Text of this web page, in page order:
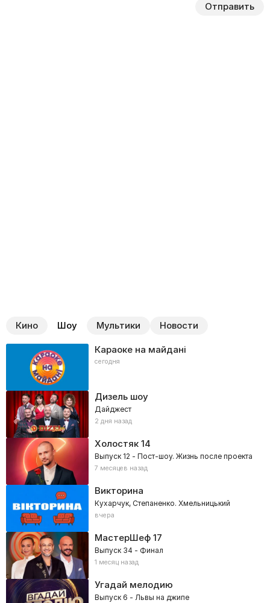
Отправить
Кино Шоу Мультики Новости
Караоке на майдані
сегодня
Дизель шоу
Дайджест
2 дня назад
Холостяк14
Выпуск 12 - Пост-шоу. Жизнь после проекта
7 месяцев назад
Викторина
Кухарчук, Степаненко. Хмельницький
вчера
МастерШеф17
Выпуск 34 - Финал
1 месяц назад
Угадай мелодию
Выпуск 6 - Львы на джипе